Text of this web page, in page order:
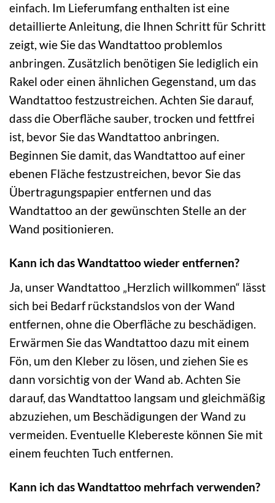
einfach. Im Lieferumfang enthalten ist eine
detaillierte Anleitung, die Ihnen Schritt für Schritt
zeigt, wie Sie das Wandtattoo problemlos
anbringen. Zusätzlich benötigen Sie lediglich ein
Rakel oder einen ähnlichen Gegenstand, um das
Wandtattoo festzustreichen. Achten Sie darauf,
dass die Oberfläche sauber, trocken und fettfrei
ist, bevor Sie das Wandtattoo anbringen.
Beginnen Sie damit, das Wandtattoo auf einer
ebenen Fläche festzustreichen, bevor Sie das
Übertragungspapier entfernen und das
Wandtattoo an der gewünschten Stelle an der
Wand positionieren.
Kann ich das Wandtattoo wieder entfernen?
Ja, unser Wandtattoo „Herzlich willkommen“ lässt
sich bei Bedarf rückstandslos von der Wand
entfernen, ohne die Oberfläche zu beschädigen.
Erwärmen Sie das Wandtattoo dazu mit einem
Fön, um den Kleber zu lösen, und ziehen Sie es
dann vorsichtig von der Wand ab. Achten Sie
darauf, das Wandtattoo langsam und gleichmäßig
abzuziehen, um Beschädigungen der Wand zu
vermeiden. Eventuelle Klebereste können Sie mit
einem feuchten Tuch entfernen.
Kann ich das Wandtattoo mehrfach verwenden?